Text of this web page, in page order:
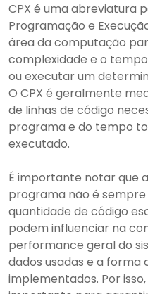
CPX é uma abreviatura
Programação e
área da computação
complexidade e o
ou executar um
O CPX é geralmente
de linhas de código
programa e do tempo
executado.
É importante notar que
programa não é
quantidade de código
podem influenciar na
performance geral do
dados usadas e a forma
implementados. Por